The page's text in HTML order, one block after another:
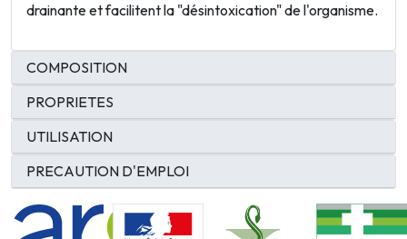
drainante et facilitent la "désintoxication" de l'organisme.
COMPOSITION
PROPRIETES
UTILISATION
PRECAUTION D'EMPLOI